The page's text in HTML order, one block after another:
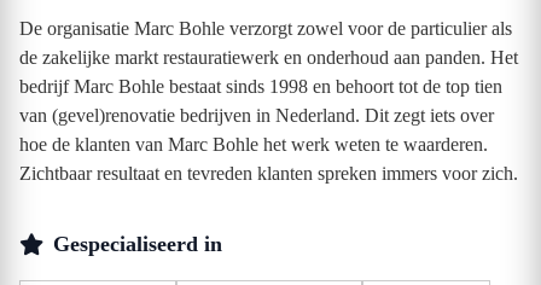
De organisatie Marc Bohle verzorgt zowel voor de particulier als
de zakelijke markt restauratiewerk en onderhoud aan panden. Het
bedrijf Marc Bohle bestaat sinds 1998 en behoort tot de top tien
van (gevel)renovatie bedrijven in Nederland. Dit zegt iets over
hoe de klanten van Marc Bohle het werk weten te waarderen.
Zichtbaar resultaat en tevreden klanten spreken immers voor zich.
Gespecialiseerd in